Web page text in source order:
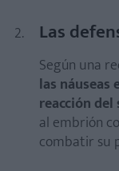
Las
Según una
las
reacción
al embrión
combatir su